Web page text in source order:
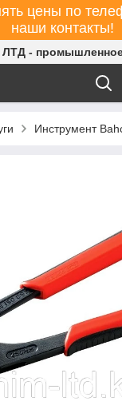
цены по
наши контакты!
- промышленное
Инструмент